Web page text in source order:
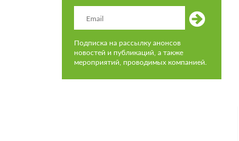
Подписка на рассылку анонсов
новостей и публикаций, а также
мероприятий, проводимых компанией.